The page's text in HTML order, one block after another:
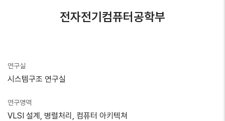
전자전기컴퓨터공학부
연구실
시스템구조 연구실
연구영역
VLSI 설계, 병렬처리, 컴퓨터 아키텍쳐